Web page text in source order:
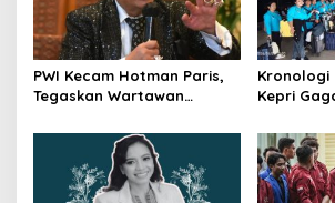
PWI Kecam Hotman Paris,
Tegaskan Wartawan
Kronologi
Kepri